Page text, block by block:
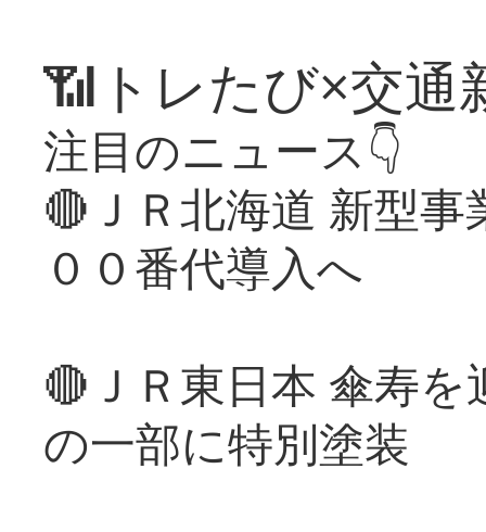
📶トレたび×交通
注目のニュース👇
🔴ＪＲ北海道 新型
００番代導入へ
🔴ＪＲ東日本 傘寿
の一部に特別塗装